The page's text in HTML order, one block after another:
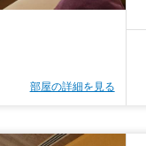
部屋の詳細を見る